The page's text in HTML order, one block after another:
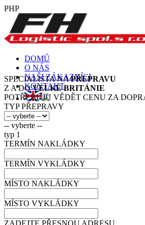
PHP
DOMŮ
O NÁS
NAŠI ZÁKAZNÍCI
KONTAKT
SPECIALISTA NAPŘEPRAVU
Z A DOVELKÉ BRITÁNIE
POTŘEBUJU VĚDĚT CENU ZA
TYP PŘEPRAVY
-- vyberte --
typ 1
TERMÍN NAKLÁDKY
TERMÍN VYKLÁDKY
MÍSTO NAKLÁDKY
MÍSTO VYKLÁDKY
ZADEJTE PŘESNOU ADRESU